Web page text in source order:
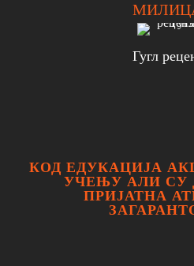
Гугл
КОД ЕДУКАЦИЈА
УЧЕЊУ АЛИ СУ
ПРИЈАТНА